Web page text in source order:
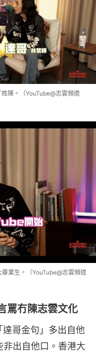
陳。（YouTube@志雲頻道
業生。（YouTube@志雲頻道
罵冇陳志雲文化
哥金句」多出自他
出自他口。香港大